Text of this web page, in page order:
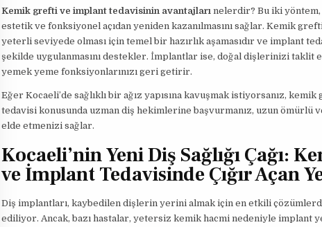
Kemik grefti ve implant tedavisinin avantajlarınelerdir? Bu iki
estetik ve fonksiyonel açıdan yeniden kazanılmasını sağlar. Kemik
yeterli seviyede olması için temel bir hazırlık aşamasıdır ve implant
şekilde uygulanmasını destekler. İmplantlar ise, doğal dişlerinizi taklit
yemek yeme fonksiyonlarınızı geri getirir.
Eğer Kocaeli’de sağlıklı bir ağız yapısına kavuşmak istiyorsanız,
tedavisi konusunda uzman diş hekimlerine başvurmanız, uzun ömürlü
elde etmenizi sağlar.
Kocaeli’nin Yeni Diş Sağlığı Çağı:
ve İmplant Tedavisinde Çığır Açan
Diş implantları, kaybedilen dişlerin yerini almak için en etkili
ediliyor. Ancak, bazı hastalar, yetersiz kemik hacmi nedeniyle implant